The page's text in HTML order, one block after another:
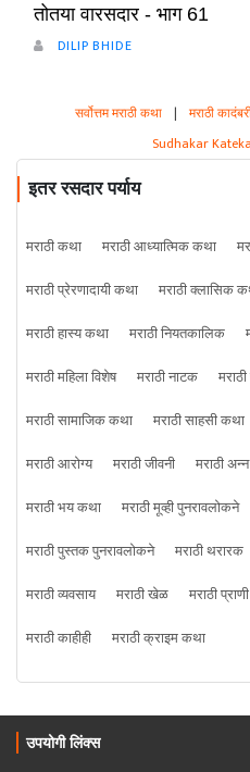
तोतया वारसदार - भाग 61
DILIP BHIDE
सर्वोत्तम मराठी कथा | मराठी
Sudhakar
इतर रसदार पर्याय
मराठी कथा मराठी आध्यात्मिक कथा
मराठी प्रेरणादायी कथा
मराठी क्लासिक
मराठी हास्य कथा
मराठी नियतकालिक
मराठी महिला विशेष
मराठी नाटक
मराठी सामाजिक कथा
मराठी साहसी कथा
मराठी आरोग्य
मराठी जीवनी मराठी
मराठी भय कथा
मराठी मूव्ही पुनरावलोकने
मराठी पुस्तक पुनरावलोकने
मराठी थरारक
मराठी व्यवसाय
मराठी खेळ मराठी प्राणी
मराठी काहीही
मराठी क्राइम कथा
उपयोगी लिंक्स